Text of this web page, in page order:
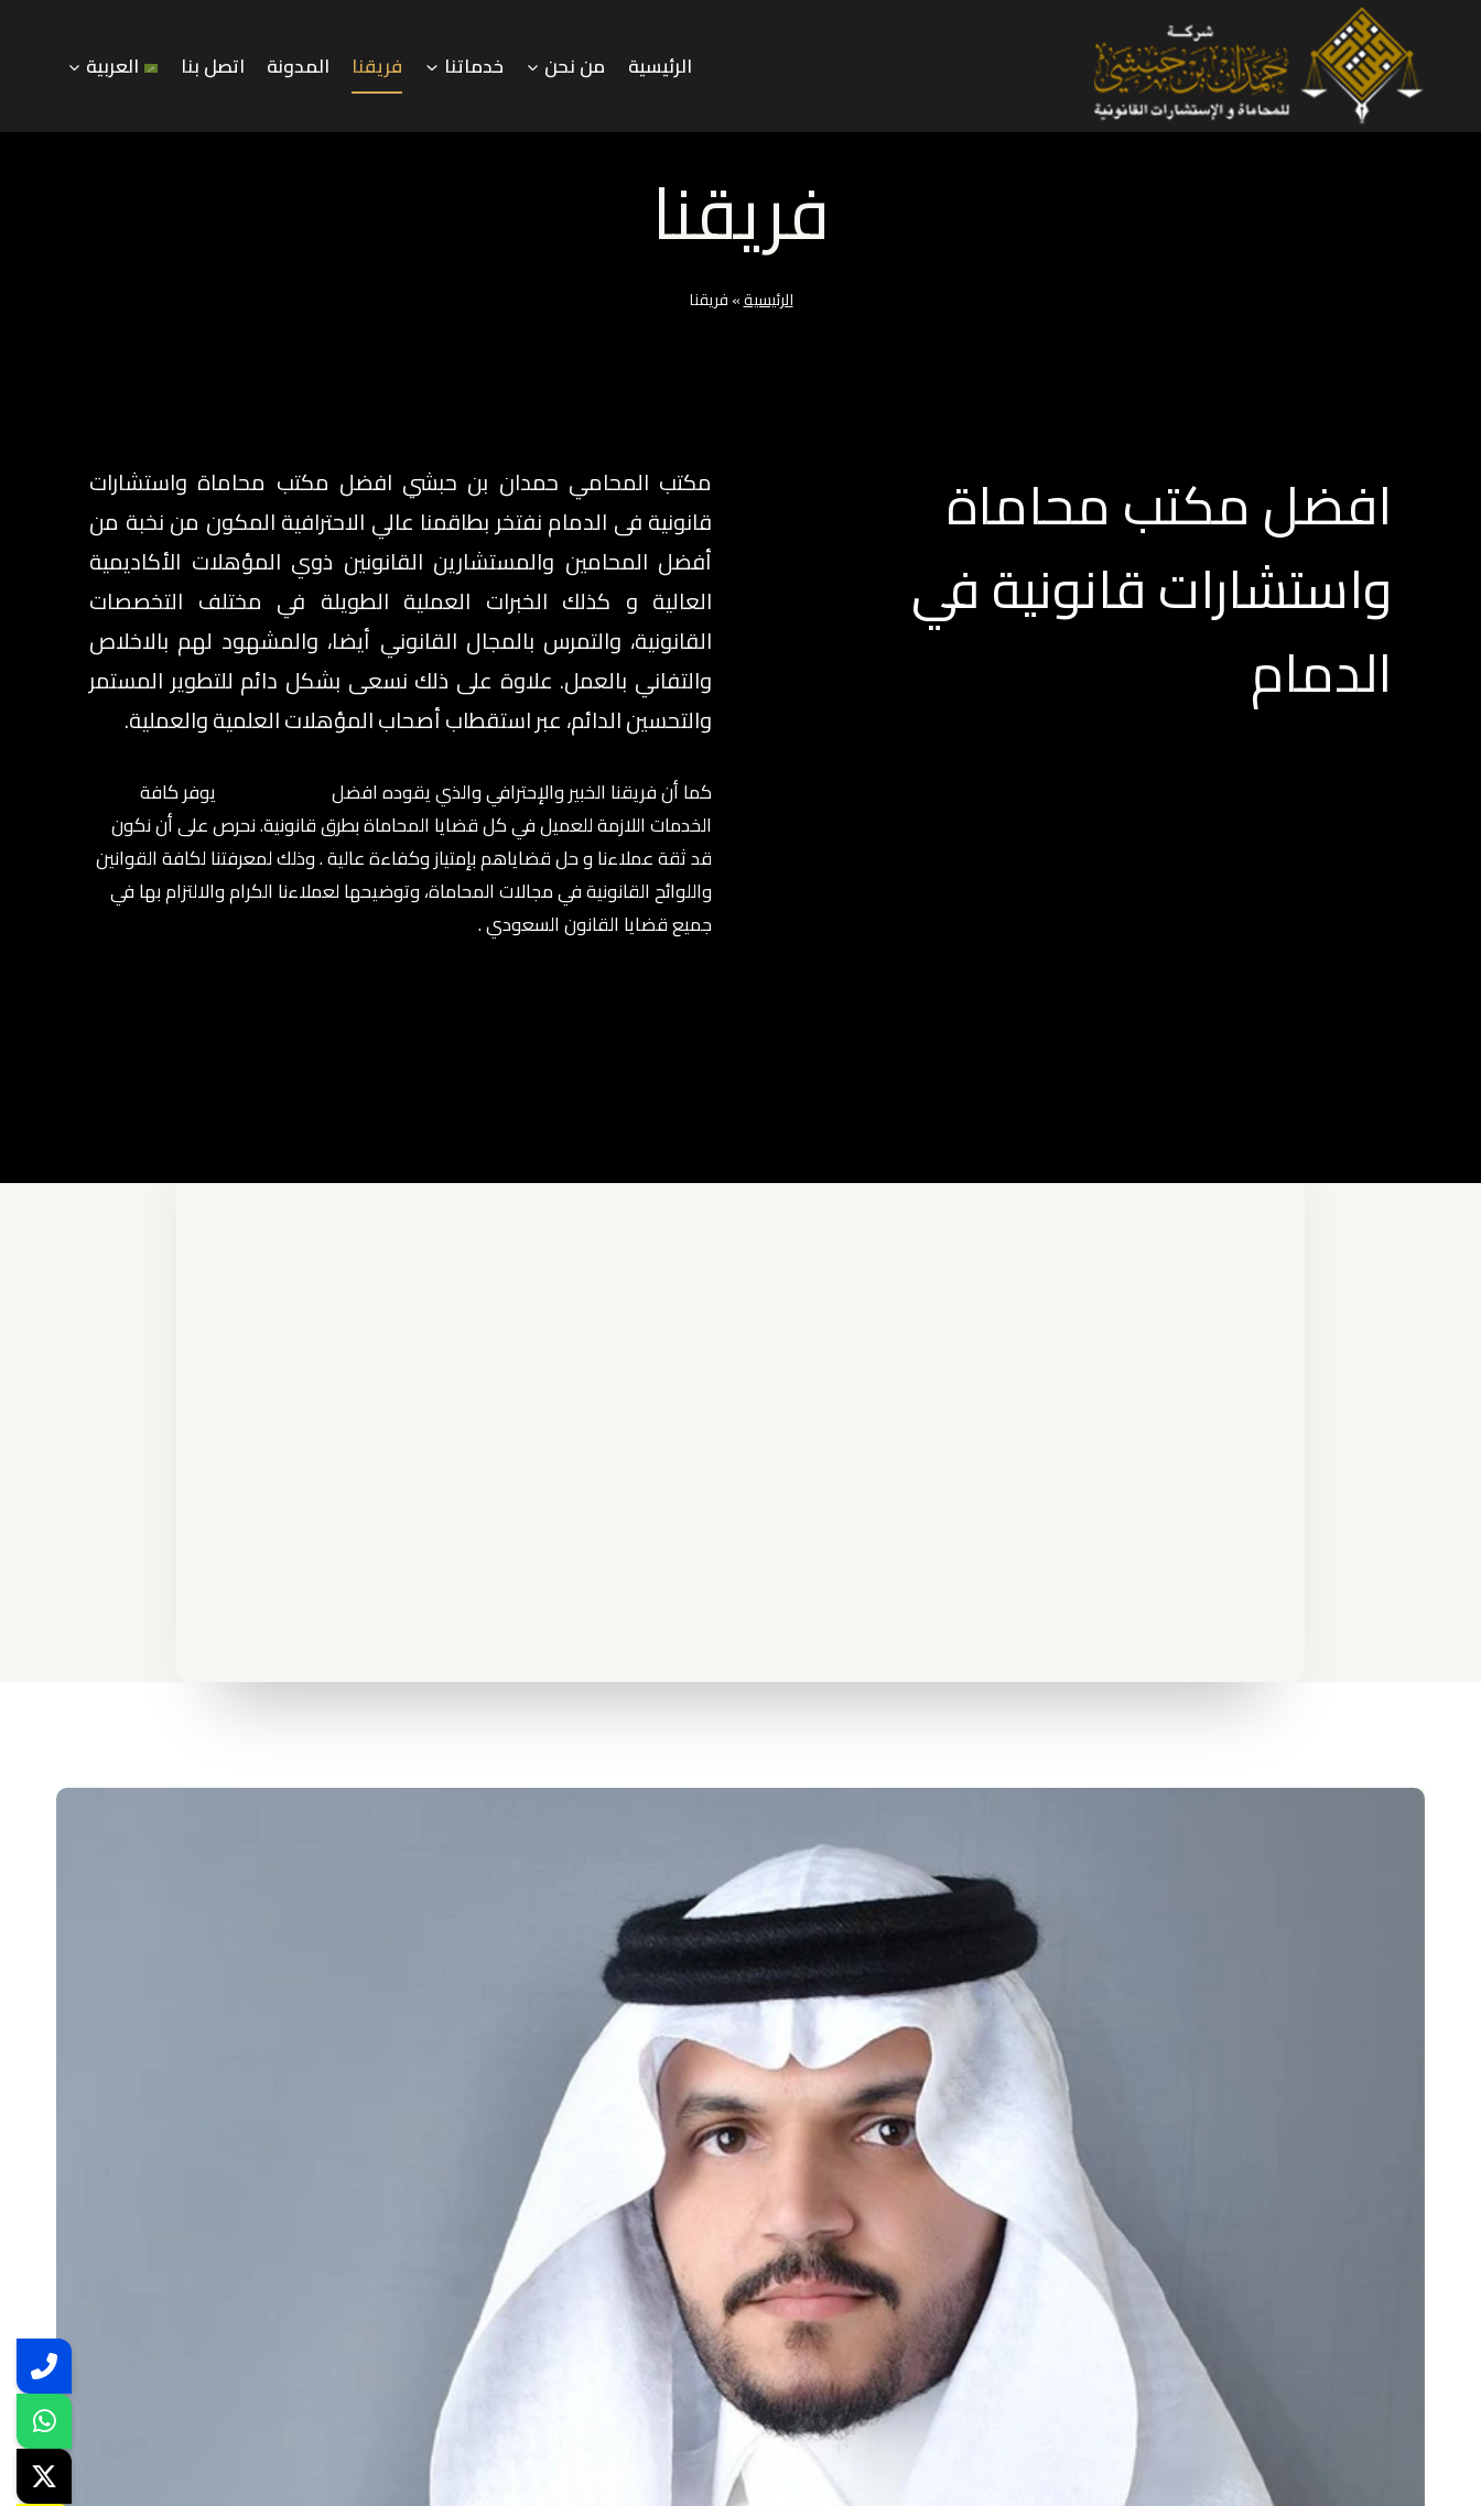
المحتوى
الرئيسية من نحن خدماتنا فريقنا المدونة اتصل بنا العربية
فريقنا
الرئيسية»فريقنا
افضل مكتب محاماة
واستشارات قانونية في
الدمام
مكتب المحامي حمدان بن حبشي افضل مكتب محاماة واستشارات
قانونية فى الدمام نفتخر بطاقمنا عالي الاحترافية المكون من نخبة من
أفضل المحامين والمستشارين القانونين ذوي المؤهلات الأكاديمية
العالية و كذلك الخبرات العملية الطويلة في مختلف التخصصات
القانونية، والتمرس بالمجال القانوني أيضا، والمشهود لهم بالاخلاص
والتفاني بالعمل. علاوة على ذلك نسعى بشكل دائم للتطوير المستمر
والتحسين الدائم، عبر استقطاب أصحاب المؤهلات العلمية والعملية.
كما أن فريقنا الخبير والإحترافي والذي يقوده افضل
يوفر كافة
الخدمات اللازمة للعميل في كل قضايا المحاماة بطرق قانونية. نحرص على أن نكون
قد ثقة عملاءنا و حل قضاياهم بإمتياز وكفاءة عالية . وذلك لمعرفتنا لكافة القوانين
واللوائح القانونية في مجالات المحاماة، وتوضيحها لعملاءنا الكرام والالتزام بها في
جميع قضايا القانون السعودي .